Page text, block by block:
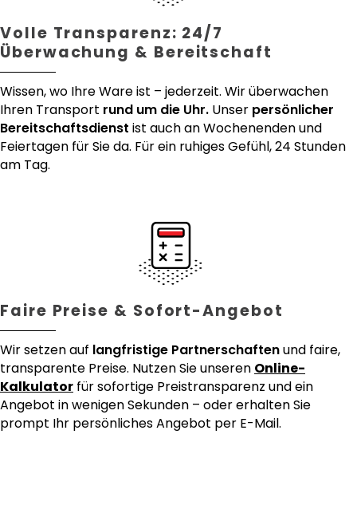
Volle Transparenz: 24/7
Überwachung & Bereitschaft
Wissen, wo Ihre Ware ist – jederzeit. Wir überwachen
Ihren Transport rund um die Uhr. Unser persönlicher
Bereitschaftsdienst ist auch an Wochenenden und
Feiertagen für Sie da. Für ein ruhiges Gefühl, 24 Stunden
am Tag.
Faire Preise & Sofort-Angebot
Wir setzen auf langfristige Partnerschaftenund faire,
transparente Preise. Nutzen Sie unseren Online-
Kalkulator für sofortige Preistransparenz und ein
Angebot in wenigen Sekunden – oder erhalten Sie
prompt Ihr persönliches Angebot per E-Mail.